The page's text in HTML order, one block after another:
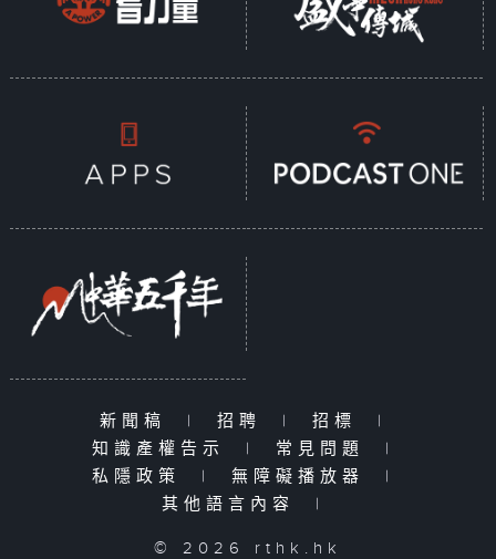
新聞稿 | 招聘 | 招標
|
知識產權告示
| 常見問題
|
私隱政策
| 無障礙播放器
|
其他語言內容
|
© 2026 rthk.hk